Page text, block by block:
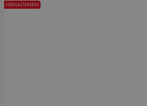
НЕНАЛИЧЕН